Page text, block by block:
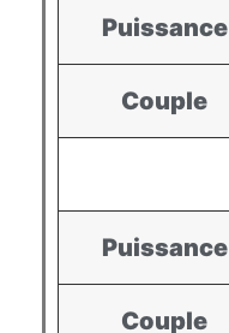
Puissance
Couple
Puissance
Couple